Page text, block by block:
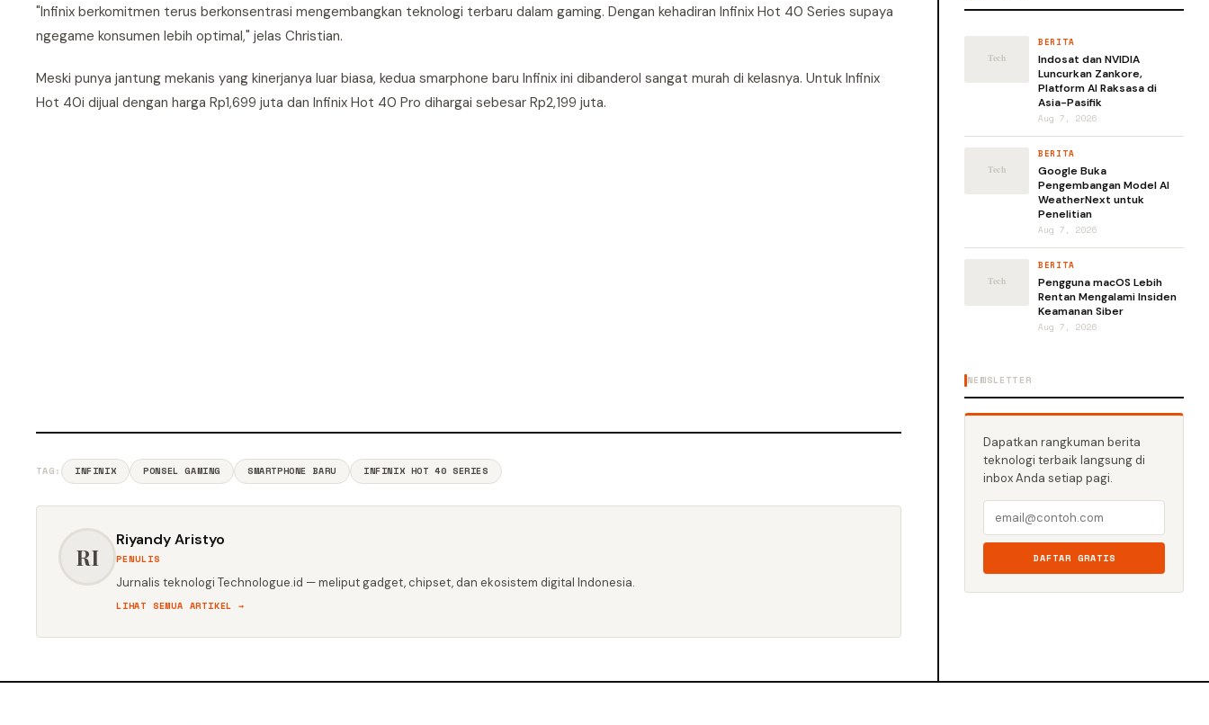
"Infinix berkomitmen terus berkonsentrasi mengembangkan teknologi terbaru dalam gaming. Dengan kehadiran Infinix Hot 40 Series supaya
ngegame konsumen lebih optimal," jelas Christian.
Meski punya jantung mekanis yang kinerjanya luar biasa, kedua smarphone baru Infinix ini dibanderol sangat murah di kelasnya. Untuk Infinix
Hot 40i dijual dengan harga Rp1,699 juta dan Infinix Hot 40 Pro dihargai sebesar Rp2,199 juta.
TAG: INFINIX PONSEL GAMING SMARTPHONE BARU INFINIX HOT 40 SERIES
RI
Riyandy Aristyo
PENULIS
Jurnalis teknologi Technologue.id — meliput gadget, chipset, dan ekosistem digital Indonesia.
LIHAT SEMUA ARTIKEL →
BERITA
Indosat dan NVIDIA
Luncurkan Zankore,
Platform AI Raksasa di
Asia-Pasifik
Aug 7, 2026
BERITA
Google Buka
Pengembangan Model AI
WeatherNext untuk
Penelitian
Aug 7, 2026
BERITA
Pengguna macOS Lebih
Rentan Mengalami Insiden
Keamanan Siber
Aug 7, 2026
NEWSLETTER
Dapatkan rangkuman berita
teknologi terbaik langsung di
inbox Anda setiap pagi.
DAFTAR GRATIS